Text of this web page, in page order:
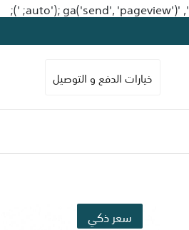
', 'auto'); ga('send', 'pageview');
');
خيارات الدفع و التوصيل
سعر ذكي